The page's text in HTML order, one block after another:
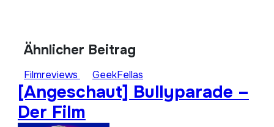
Ähnlicher Beitrag
Filmreviews GeekFellas
[Angeschaut] Bullyparade –
Der Film